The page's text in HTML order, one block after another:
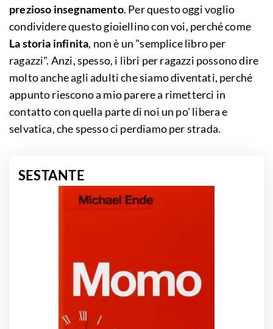
prezioso insegnamento. Per questo oggi voglio
condividere questo gioiellino con voi, perché come
La storia infinita, non è un "semplice libro per
ragazzi". Anzi, spesso, i libri per ragazzi possono dire
molto anche agli adulti che siamo diventati, perché
appunto riescono a mio parere a rimetterci in
contatto con quella parte di noi un po' libera e
selvatica, che spesso ci perdiamo per strada.
SESTANTE